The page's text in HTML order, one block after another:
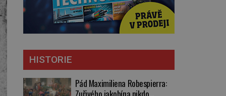
HISTORIE
Pád Maximiliena Robespierra: